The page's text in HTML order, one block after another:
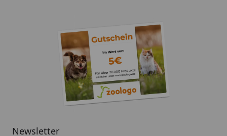
Newsletter